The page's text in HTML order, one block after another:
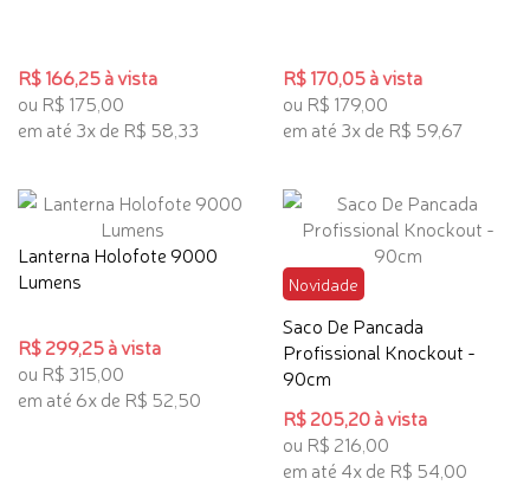
R$ 166,25 à vista
ou R$ 175,00
em até 3x de R$ 58,33
R$ 170,05 à vista
ou R$ 179,00
em até 3x de R$ 59,67
Lanterna Holofote 9000
Lumens
R$ 299,25 à vista
ou R$ 315,00
em até 6x de R$ 52,50
Novidade
Saco De Pancada
Profissional Knockout -
90cm
R$ 205,20 à vista
ou R$ 216,00
em até 4x de R$ 54,00